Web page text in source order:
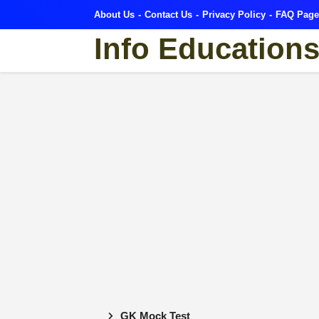
About Us Contact Us Privacy Policy FAQ Page
Info Educations
GK Mock Test